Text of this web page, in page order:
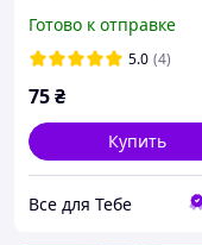
натирания между
пальцами
Готово к отправке
5.0 (4)
75₴
Купить
Все для Тебе